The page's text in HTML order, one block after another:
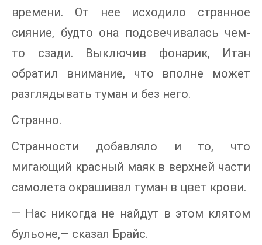
времени. От нее исходило странное
сияние, будто она подсвечивалась чем-
то сзади. Выключив фонарик, Итан
обратил внимание, что вполне может
разглядывать туман и без него.
Странно.
Странности добавляло и то, что
мигающий красный маяк в верхней части
самолета окрашивал туман в цвет крови.
— Нас никогда не найдут в этом клятом
бульоне,— сказал Брайс.